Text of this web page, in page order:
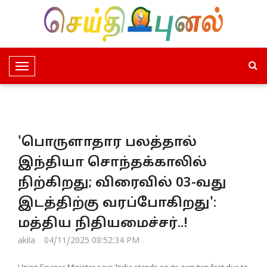
T
o
e
N
a
v
i
g
a
t
'பொருளாதார பலத்தால்
இந்தியா சொந்தக்காலில்
நிற்கிறது; விரைவில் 03-வது
இடத்திற்கு வரப்போகிறது':
மத்திய நிதியமைச்சர்..!
akila 04/11/2025 08:52:34 PM